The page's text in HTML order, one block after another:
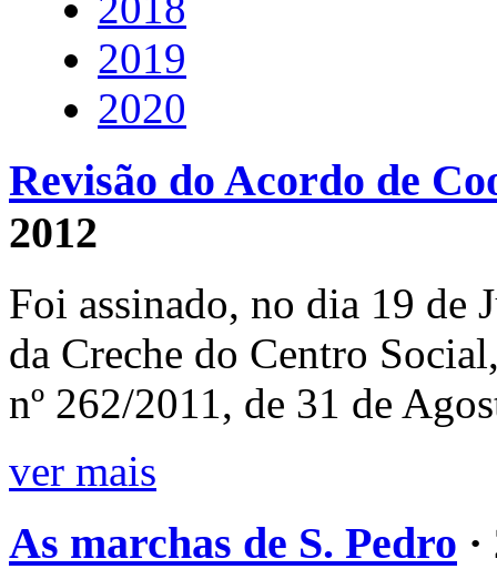
2019
2020
Revisão do Acordo de
2012
Foi assinado, no dia 19 de
da Creche do Centro
nº 262/2011, de 31 de
ver mais
As marchas de S. Pedro